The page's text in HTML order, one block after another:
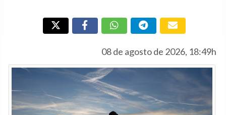
08 de agosto de 2026, 18:49h